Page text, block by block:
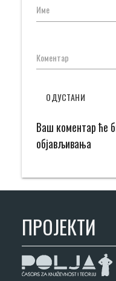
Име
Коментар
ОДУСТАНИ
Ваш коментар ће
објављивања
ПРОЈЕКТИ